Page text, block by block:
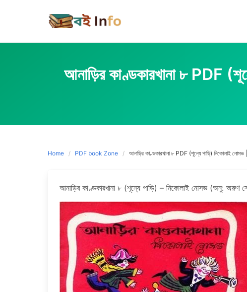
আনাড়ির কাণ্ডকারখানা ৮
Home PDF book Zone আনাড়ির কাণ্ডকারখানা ৮ PDF (শূন্যে পাড়ি)
আনাড়ির কাণ্ডকারখানা ৮ (শূন্যে পাড়ি) – নিকোলাই নোসভ (অনু: অরুণ